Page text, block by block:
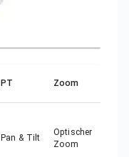
PT Zoom
Pan & Tilt
Optischer
Zoom